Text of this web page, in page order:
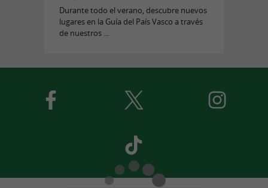
Durante todo el verano, descubre nuevos
lugares en la Guía del País Vasco a través
de nuestros ...